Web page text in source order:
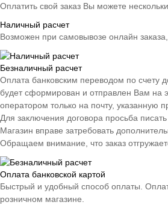
Оплатить свой заказ Вы можете
Наличный расчет
Возможен при самовывозе онлайн
Безналичный расчет
Оплата банковским переводом по счету
будет сформирован и отправлен Вам на
оператором только на почту, указанную
Для заключения договора просьба
Магазин вправе затребовать
Обращаем внимание, что заказ
Оплата банковской картой
Быстрый и удобный способ оплаты.
розничном магазине.